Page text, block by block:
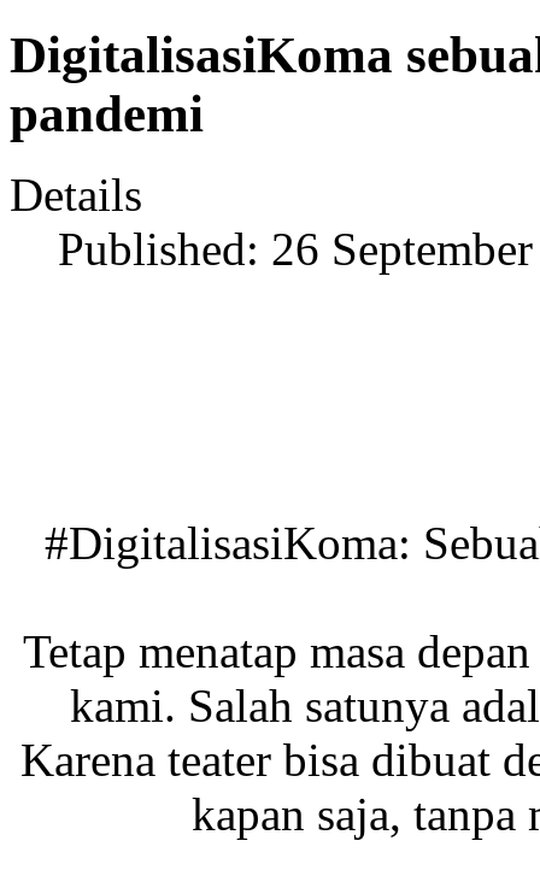
DigitalisasiKoma
pandemi
Details
Published: 26
#DigitalisasiKoma:
Tetap menatap masa
kami. Salah satunya
Karena teater bisa dibuat
kapan saja, tanpa